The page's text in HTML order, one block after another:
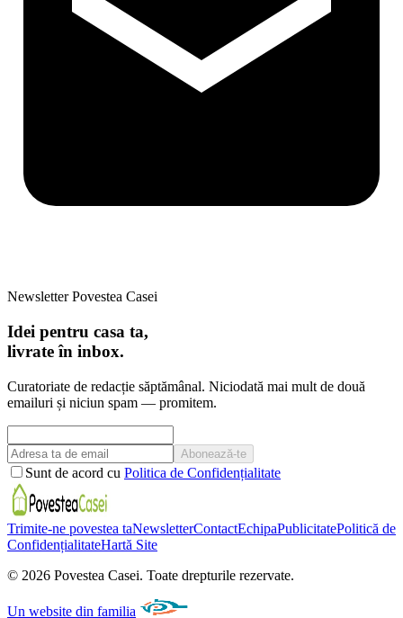
Newsletter Povestea Casei
Idei pentru casa ta,
livrate în inbox.
Curatoriate de redacție săptămânal. Niciodată mai mult de două
emailuri și niciun spam — promitem.
Abonează-te
Sunt de acord cu Politica de Confidențialitate
Trimite-ne povestea taNewsletterContactEchipaPublicitatePolitică de
ConfidențialitateHartă Site
© 2026 Povestea Casei. Toate drepturile rezervate.
Un website din familia